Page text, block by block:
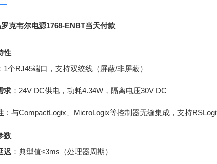
罗克韦尔电源1768-ENBT当天付款
性
：1个RJ45端口，支持双绞线（屏蔽/非屏蔽）
求 ：24V DC供电，功耗4.34W，隔离电压30V DC
：与CompactLogix、MicroLogix等控制器无缝集成，支持
数
迟 ：典型值≤3ms（处理器周期）